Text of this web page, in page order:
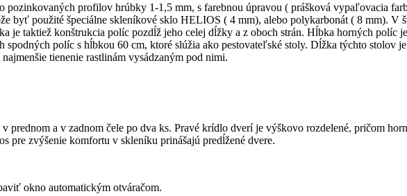
profilov hrúbky 1-1,5 mm, s farebnou úpravou ( prášková vypaľovacia
byť použité špeciálne skleníkové sklo HELIOS ( 4 mm), alebo polykarbonát ( 8 mm). V
je taktiež konštrukcia políc pozdĺž jeho celej dĺžky a z oboch strán. Hĺbka horných políc
spodných políc s hĺbkou 60 cm, ktoré slúžia ako pestovateľské stoly. Dĺžka týchto stolov
tienenie rastlinám vysádzaným pod nimi.
prednom a v zadnom čele po dva ks. Pravé krídlo dverí je výškovo rozdelené, pričom
pre zvýšenie komfortu v skleníku prinášajú predĺžené dvere.
okno automatickým otváračom.